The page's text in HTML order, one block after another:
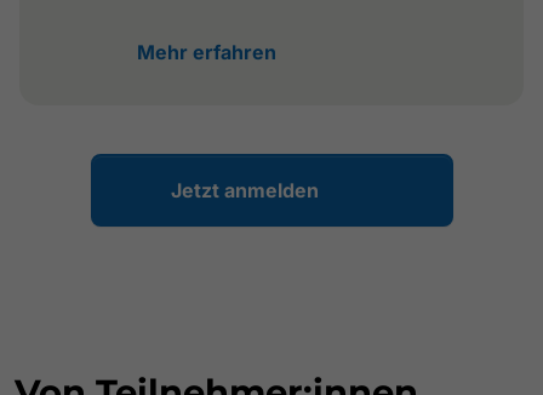
Mehr erfahren
Jetzt anmelden